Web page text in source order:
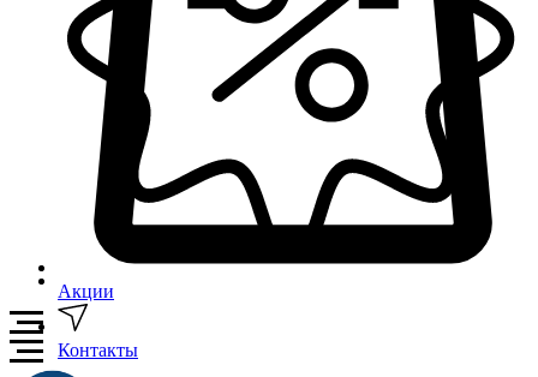
Акции
Контакты